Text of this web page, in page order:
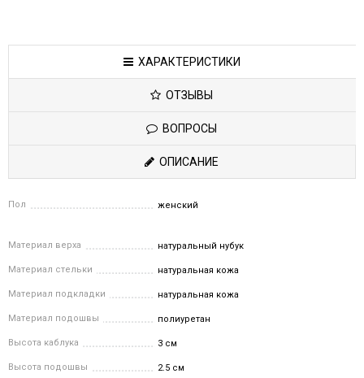
ХАРАКТЕРИСТИКИ
ОТЗЫВЫ
ВОПРОСЫ
ОПИСАНИЕ
Пол женский
Материал верха натуральный нубук
Материал стельки натуральная кожа
Материал подкладки натуральная кожа
Материал подошвы полиуретан
Высота каблука 3 см
Высота подошвы 2.5 см